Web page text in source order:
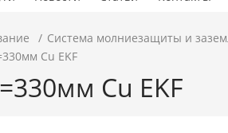
Система молниезащиты и
Cu EKF
Cu EKF